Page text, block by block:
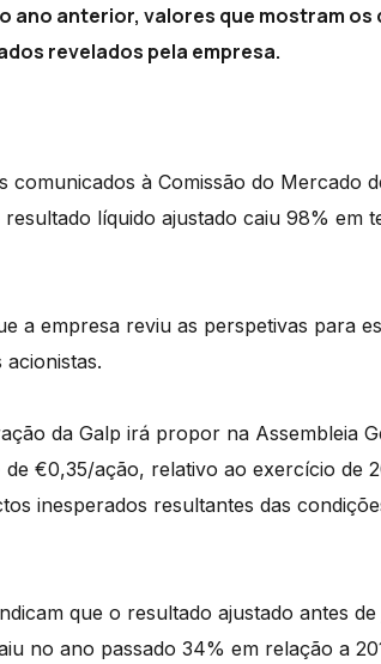
ano anterior, valores que mostram
revelados pela empresa.
comunicados à Comissão do Mercado
líquido ajustado caiu 98% em
a empresa reviu as perspetivas para
da Galp irá propor na Assembleia
€0,35/ação, relativo ao exercício de
inesperados resultantes das
que o resultado ajustado antes
no ano passado 34% em relação a